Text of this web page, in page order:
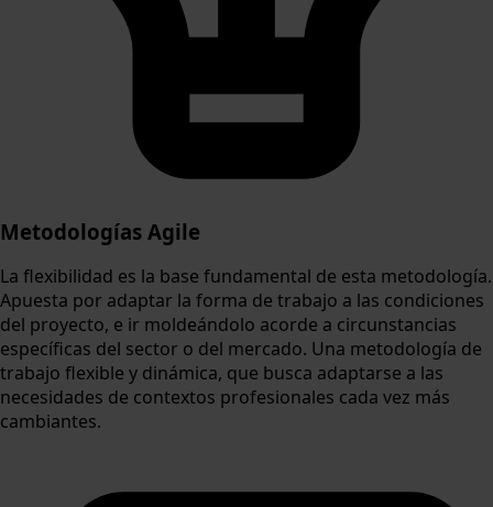
Metodologías Agile
La flexibilidad es la base fundamental de esta metodología.
Apuesta por adaptar la forma de trabajo a las condiciones
del proyecto, e ir moldeándolo acorde a circunstancias
específicas del sector o del mercado. Una metodología de
trabajo flexible y dinámica, que busca adaptarse a las
necesidades de contextos profesionales cada vez más
cambiantes.